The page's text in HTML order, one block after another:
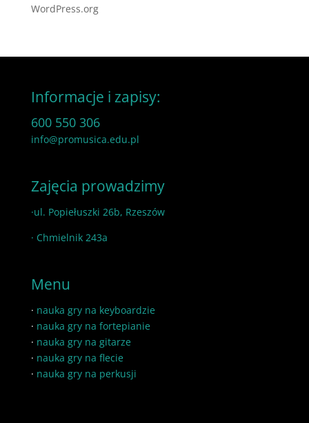
WordPress.org
Informacje i zapisy:
600 550 306
info@promusica.edu.pl
Zajęcia prowadzimy
·ul. Popiełuszki 26b, Rzeszów
· Chmielnik 243a
Menu
· nauka gry na keyboardzie
· nauka gry na fortepianie
· nauka gry na gitarze
· nauka gry na flecie
· nauka gry na perkusji